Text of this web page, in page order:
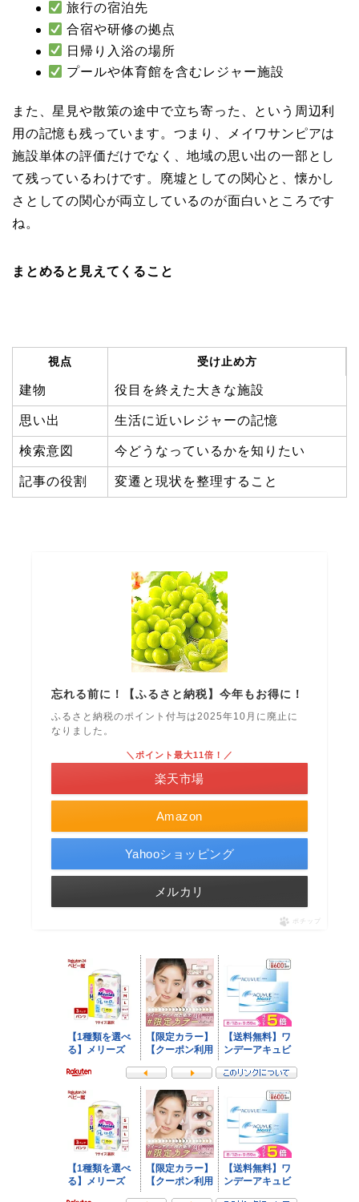
旅行の宿泊先
合宿や研修の拠点
日帰り入浴の場所
プールや体育館を含むレジャー施設
また、星見や散策の途中で立ち寄った、という周辺利
用の記憶も残っています。つまり、メイワサンピアは
施設単体の評価だけでなく、地域の思い出の一部とし
て残っているわけです。廃墟としての関心と、懐かし
さとしての関心が両立しているのが面白いところです
ね。
まとめると見えてくること
視点 受け止め方
建物 役目を終えた大きな施設
思い出 生活に近いレジャーの記憶
検索意図 今どうなっているかを知りたい
記事の役割 変遷と現状を整理すること
忘れる前に！【ふるさと納税】今年もお得に！
ふるさと納税のポイント付与は2025年10月に廃止に
なりました。
Amazon
＼ポイント最大11倍！／
楽天市場
Yahooショッピング
メルカリ
ポチップ